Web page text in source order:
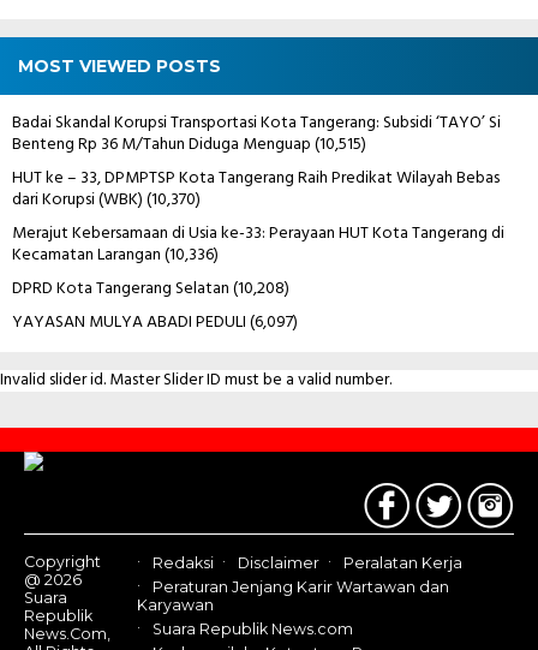
MOST VIEWED POSTS
Badai Skandal Korupsi Transportasi Kota Tangerang: Subsidi ‘TAYO’ Si
Benteng Rp 36 M/Tahun Diduga Menguap(10,515)
HUT ke – 33, DPMPTSP Kota Tangerang Raih Predikat Wilayah Bebas
dari Korupsi (WBK)(10,370)
Merajut Kebersamaan di Usia ke-33: Perayaan HUT Kota Tangerang di
Kecamatan Larangan(10,336)
DPRD Kota Tangerang Selatan(10,208)
YAYASAN MULYA ABADI PEDULI(6,097)
Invalid slider id. Master Slider ID must be a valid number.
Contact
Us
Copyright
@ 2026
Suara
Republik
News.Com,
Redaksi Disclaimer
Peralatan Kerja
Peraturan Jenjang Karir Wartawan dan
Karyawan
Suara Republik News.com